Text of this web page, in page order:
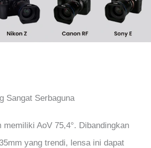
Sangat Serbaguna
memiliki AoV 75,4°. Dibandingkan
yang trendi, lensa ini dapat